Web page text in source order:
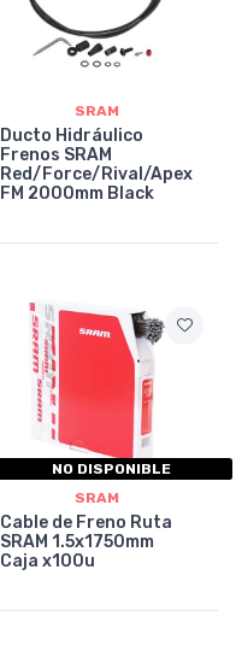
SRAM
Ducto Hidráulico
Frenos SRAM
Red/Force/Rival/Apex
FM 2000mm Black
NO DISPONIBLE
SRAM
Cable de Freno Ruta
SRAM 1.5x1750mm
Caja x100u